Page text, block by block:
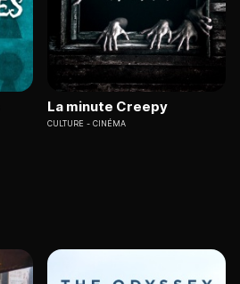
La minute Creepy
CULTURE CINÉMA